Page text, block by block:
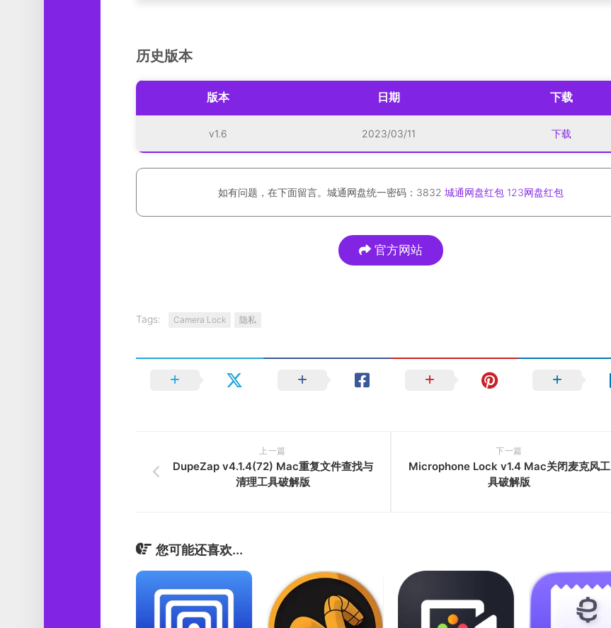
历史版本
版本 日期 下载
v1.6 2023/03/11 下载
如有问题，在下面留言。城通网盘统一密码：3832 城通网盘红包 123网盘红包
官方网站
Tags: Camera Lock 隐私
下一篇
Microphone Lock v1.4 Mac关闭麦克风工
具破解版
上一篇
DupeZap v4.1.4(72) Mac重复文件查找与
清理工具破解版
您可能还喜欢...